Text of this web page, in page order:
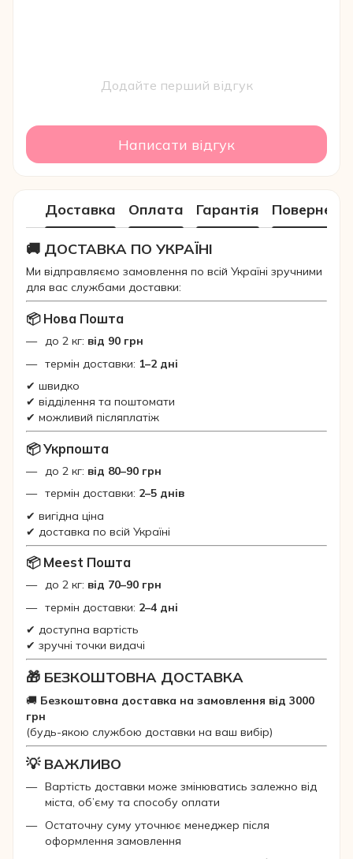
Додайте перший відгук
Написати відгук
Доставка Оплата Гарантія
🚚 ДОСТАВКА ПО УКРАЇНІ
Ми відправляємо замовлення по всій Україні зручними
для вас службами доставки:
📦 Нова Пошта
до 2 кг: від 90 грн
термін доставки: 1–2 дні
✔ швидко
✔ відділення та поштомати
✔ можливий післяплатіж
📦 Укрпошта
до 2 кг: від 80–90 грн
термін доставки: 2–5 днів
✔ вигідна ціна
✔ доставка по всій Україні
📦 Meest Пошта
до 2 кг: від 70–90 грн
термін доставки: 2–4 дні
✔ доступна вартість
✔ зручні точки видачі
🎁 БЕЗКОШТОВНА ДОСТАВКА
🚚 Безкоштовна доставка на замовлення від 3000
грн
(будь-якою службою доставки на ваш вибір)
💡 ВАЖЛИВО
Вартість доставки може змінюватись залежно від
міста, об’єму та способу оплати
Остаточну суму уточнює менеджер після
оформлення замовлення